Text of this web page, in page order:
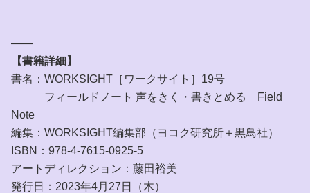
——
【書籍詳細】
書名：WORKSIGHT［ワークサイト］19号
フィールドノート 声をきく・書きとめる Field
Note
編集：WORKSIGHT編集部（ヨコク研究所＋黒鳥社）
ISBN：978-4-7615-0925-5
アートディレクション：藤田裕美
発行日：2023年4月27日（木）